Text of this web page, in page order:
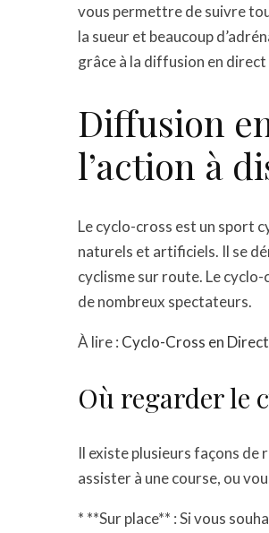
vous permettre de suivre
la sueur et beaucoup
grâce à la diffusion en
Diffusion
l’action à
Le cyclo-cross est un sport
naturels et artificiels. Il se
cyclisme sur route. Le
de nombreux spectateurs.
À lire : Cyclo-Cross en
Où regarder le
Il existe plusieurs façons de
assister à une course, ou
* **Sur place** : Si vous